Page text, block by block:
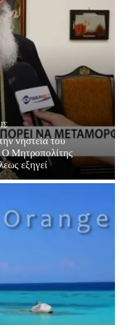
νηστεία του
Ο Μητροπολίτης
εξηγεί